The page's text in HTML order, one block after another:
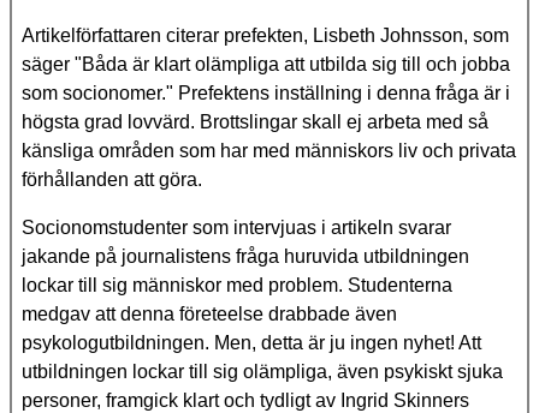
Artikelförfattaren citerar prefekten, Lisbeth Johnsson, som
säger "Båda är klart olämpliga att utbilda sig till och jobba
som socionomer." Prefektens inställning i denna fråga är i
högsta grad lovvärd. Brottslingar skall ej arbeta med så
känsliga områden som har med människors liv och privata
förhållanden att göra.
Socionomstudenter som intervjuas i artikeln svarar
jakande på journalistens fråga huruvida utbildningen
lockar till sig människor med problem. Studenterna
medgav att denna företeelse drabbade även
psykologutbildningen. Men, detta är ju ingen nyhet! Att
utbildningen lockar till sig olämpliga, även psykiskt sjuka
personer, framgick klart och tydligt av Ingrid Skinners